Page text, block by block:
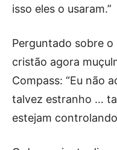
isso eles o usaram.”
Perguntado sobre
cristão agora
Compass: “Eu não
talvez estranho …
estejam